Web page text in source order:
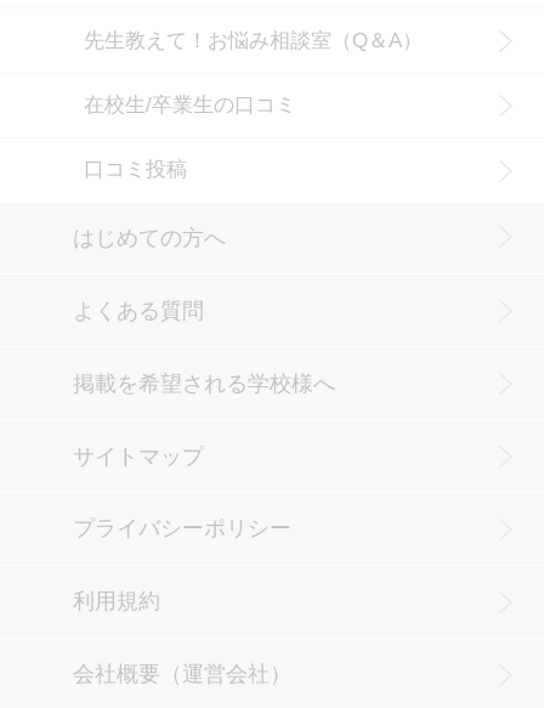
先生教えて！お悩み相談室（Q＆A）
在校生/卒業生の口コミ
口コミ投稿
はじめての方へ
よくある質問
掲載を希望される学校様へ
サイトマップ
プライバシーポリシー
利用規約
会社概要（運営会社）